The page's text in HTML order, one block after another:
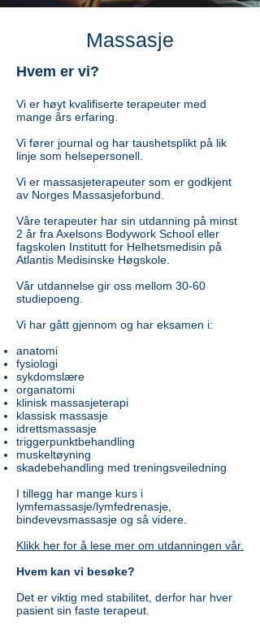
Massasje
Hvem er vi?
Vi er høyt kvalifiserte terapeuter med
mange års erfaring.
Vi fører journal og har taushetsplikt på lik
linje som helsepersonell.
Vi er massasjeterapeuter som er godkjent
av Norges Massasjeforbund.
Våre terapeuter har sin utdanning på minst
2 år fra Axelsons Bodywork School eller
fagskolen Institutt for Helhetsmedisin på
Atlantis Medisinske Høgskole.
Vår utdannelse gir oss mellom 30-60
studiepoeng.
Vi har gått gjennom og har eksamen i:
anatomi
fysiologi
sykdomslære
organatomi
klinisk massasjeterapi
klassisk massasje
idrettsmassasje
triggerpunktbehandling
muskeltøyning
skadebehandling med treningsveiledning
I tillegg har mange kurs i
lymfemassasje/lymfedrenasje,
bindevevsmassasje og så videre.
Klikk her for å lese mer om utdanningen vår.
Hvem kan vi besøke?
Det er viktig med stabilitet, derfor har hver
pasient sin faste terapeut.